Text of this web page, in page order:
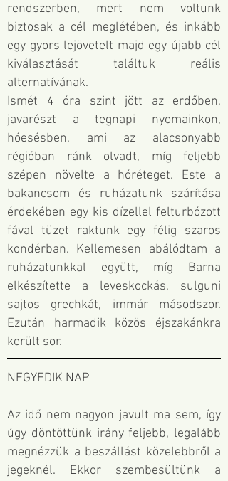
rendszerben, mert nem voltunk
biztosak a cél meglétében, és inkább
egy gyors lejövetelt majd egy újabb cél
kiválasztását találtuk reális
alternatívának.
Ismét 4 óra szint jött az erdőben,
javarészt a tegnapi nyomainkon,
hóesésben, ami az alacsonyabb
régióban ránk olvadt, míg feljebb
szépen növelte a hóréteget. Este a
bakancsom és ruházatunk szárítása
érdekében egy kis dízellel felturbózott
fával tüzet raktunk egy félig szaros
kondérban. Kellemesen abálódtam a
ruházatunkkal együtt, míg Barna
elkészítette a leveskockás, sulguni
sajtos grechkát, immár másodszor.
Ezután harmadik közös éjszakánkra
került sor.
NEGYEDIK NAP
Az idő nem nagyon javult ma sem, így
úgy döntöttünk irány feljebb, legalább
megnézzük a beszállást közelebbről a
jegeknél. Ekkor szembesültünk a